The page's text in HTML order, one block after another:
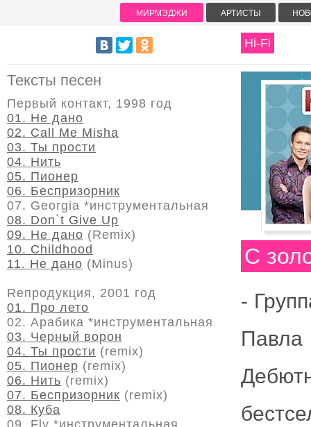
Hi-Fi
С
-
Тексты песен
Первый контакт, 1998 год
01. Не дано
02. Call Me Misha
03. Ты прости
04. Нить
05. Пионер
06. Беспризорник
07. Georgia *инструментальная
08. Don`t Give Up
09. Не дано (Remix)
10. Childhood
11. Не дано (Minus)
Reпродукция, 2001 год
01. Про лето
02. Арабика *инструментальная
03. Черный ворон
04. Ты прости (remix)
05. Пионер (remix)
06. Нить (remix)
07. Беспризорник (remix)
08. Куба
09. Fly *инструментальная
МИРМЭДЖИ АРТИСТЫ